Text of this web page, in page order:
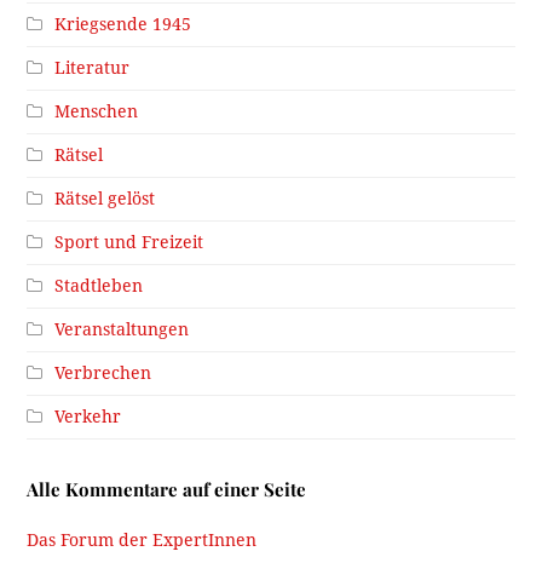
Kriegsende 1945
Literatur
Menschen
Rätsel
Rätsel gelöst
Sport und Freizeit
Stadtleben
Veranstaltungen
Verbrechen
Verkehr
Alle Kommentare auf einer Seite
Das Forum der ExpertInnen